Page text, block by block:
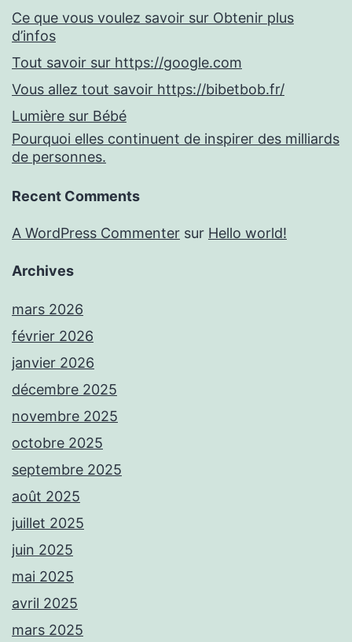
Ce que vous voulez savoir sur Obtenir plus
d’infos
Tout savoir sur https://google.com
Vous allez tout savoir https://bibetbob.fr/
Lumière sur Bébé
Pourquoi elles continuent de inspirer des milliards
de personnes.
Recent Comments
A WordPress Commenter sur Hello world!
Archives
mars 2026
février 2026
janvier 2026
décembre 2025
novembre 2025
octobre 2025
septembre 2025
août 2025
juillet 2025
juin 2025
mai 2025
avril 2025
mars 2025